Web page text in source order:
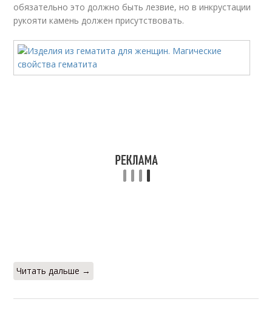
обязательно это должно быть лезвие, но в инкрустации
рукояти камень должен присутствовать.
Читать дальше →